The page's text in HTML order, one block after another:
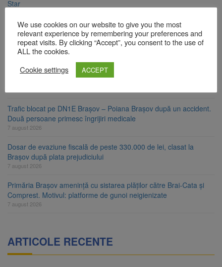
Star
Ungaria renunță la apelul pentru reducerea consumului de
energie. Nivelul Dunării a început să crească
8 august 2026
Asociația Română pentru Iluminat cere reducerea luminii pe
timpul nopții, nu oprirea iluminatului public
Trafic blocat pe DN1E Brașov – Poiana Brașov după un accident.
Două persoane primesc îngrijiri medicale
7 august 2026
Dosar de evaziune fiscală de peste 330.000 de lei, clasat la
Brașov după plata prejudiciului
7 august 2026
Primăria Brașov amenință cu sistarea plăților către Brai-Cata și
Comprest. Motivul: platforme de gunoi neigienizate
7 august 2026
ARTICOLE RECENTE
We use cookies on our website to give you the most
relevant experience by remembering your preferences and
repeat visits. By clicking “Accept”, you consent to the use of
ALL the cookies.
Cookie settings
ACCEPT